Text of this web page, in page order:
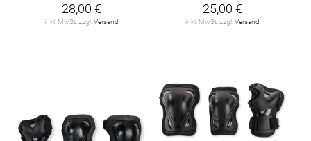
28,00 €
inkl. MwSt. zzgl. Versand
25,00 €
inkl. MwSt. zzgl. Versand